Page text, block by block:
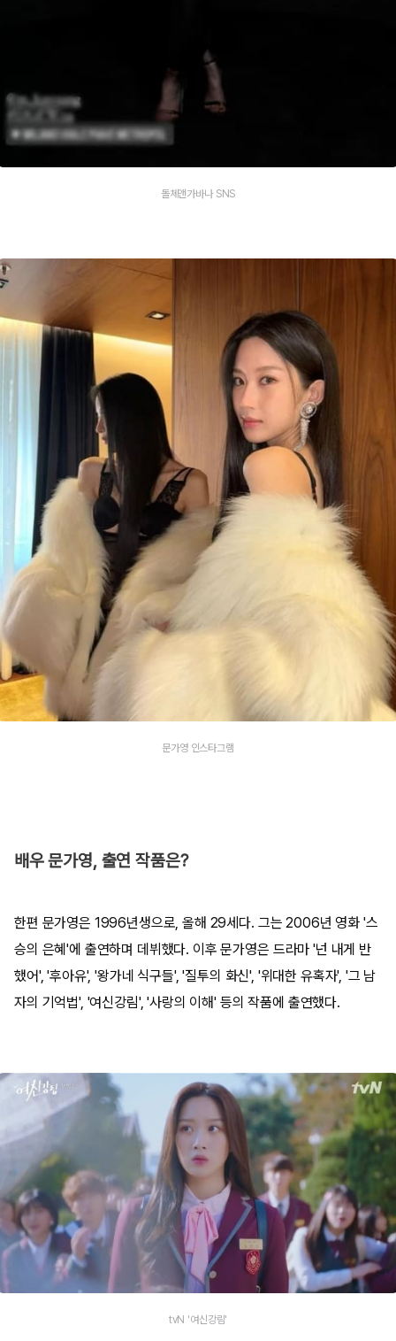
돌체앤가바나 SNS
문가영 인스타그램
배우 문가영, 출연 작품은?
한편 문가영은 1996년생으로, 올해 29세다. 그는 2006년 영화 '스
승의 은혜'에 출연하며 데뷔했다. 이후 문가영은 드라마 '넌 내게 반
했어', '후아유', '왕가네 식구들', '질투의 화신', '위대한 유혹자', '그 남
자의 기억법', '여신강림', '사랑의 이해' 등의 작품에 출연했다.
tvN '여신강림'